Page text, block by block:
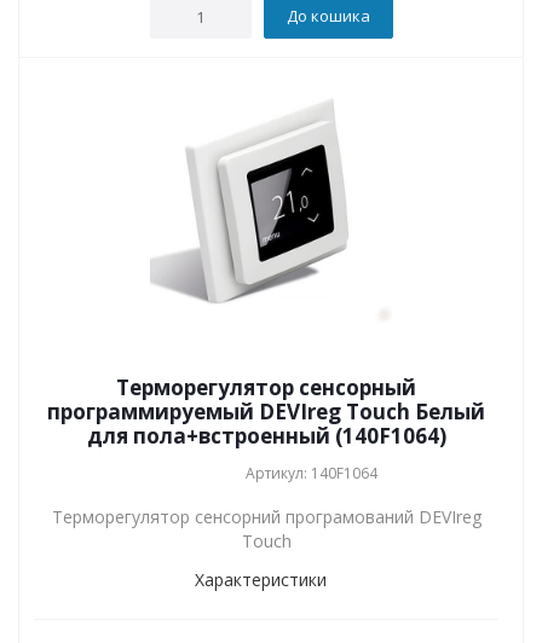
До кошика
Терморегулятор сенсорный
программируемый DEVIreg Touch Белый
для пола+встроенный (140F1064)
Артикул: 140F1064
Терморегулятор сенсорний програмований DEVIreg
Touch
Характеристики